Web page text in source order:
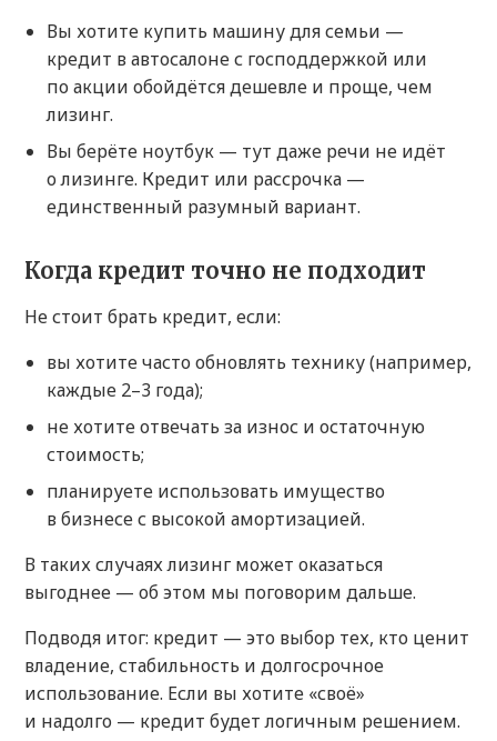
Вы хотите купить машину для семьи —
кредит в автосалоне с господдержкой или
по акции обойдётся дешевле и проще, чем
лизинг.
Вы берёте ноутбук — тут даже речи не идёт
о лизинге. Кредит или рассрочка —
единственный разумный вариант.
Когда кредит точно не подходит
Не стоит брать кредит, если:
вы хотите часто обновлять технику (например,
каждые 2–3 года);
не хотите отвечать за износ и остаточную
стоимость;
планируете использовать имущество
в бизнесе с высокой амортизацией.
В таких случаях лизинг может оказаться
выгоднее — об этом мы поговорим дальше.
Подводя итог: кредит — это выбор тех, кто ценит
владение, стабильность и долгосрочное
использование. Если вы хотите «своё»
и надолго — кредит будет логичным решением.